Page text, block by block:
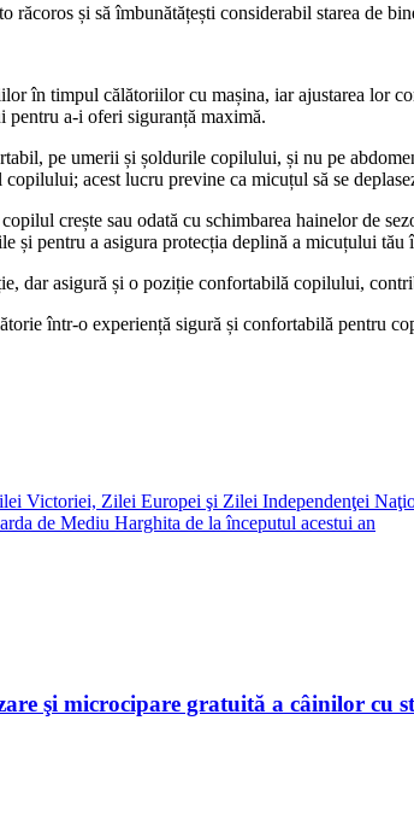
răcoros și să îmbunătățești considerabil starea de
în timpul călătoriilor cu mașina, iar ajustarea lor
pentru a-i oferi siguranță maximă.
pe umerii și șoldurile copilului, și nu pe
acest lucru previne ca micuțul să se
crește sau odată cu schimbarea hainelor de
și pentru a asigura protecția deplină a micuțului tău
dar asigură și o poziție confortabilă copilului,
într-o experiență sigură și confortabilă pentru
Victoriei, Zilei Europei şi Zilei Independenţei
de Mediu Harghita de la începutul acestui an
şi microcipare gratuită a câinilor cu